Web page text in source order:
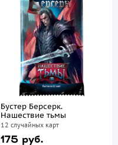
Бустер Берсерк.
Нашествие тьмы
12 случайных карт
175 руб.